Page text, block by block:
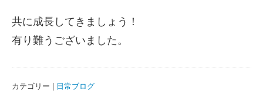
共に成長してきましょう！
有り難うございました。
カテゴリー | 日常ブログ